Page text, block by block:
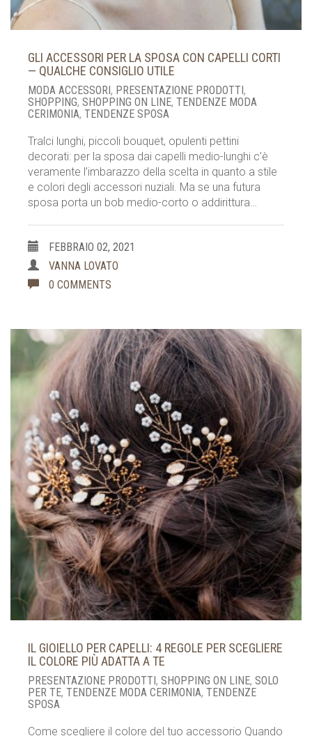
GLI ACCESSORI PER LA SPOSA CON CAPELLI CORTI
— QUALCHE CONSIGLIO UTILE
MODA ACCESSORI, PRESENTAZIONE PRODOTTI,
SHOPPING, SHOPPING ON LINE, TENDENZE MODA
CERIMONIA, TENDENZE SPOSA
Tralci lunghi, piccoli bouquet, opulenti pettini
decorati: per la sposa dai capelli medio-lunghi c’è
veramente l’imbarazzo della scelta in quanto a stile
e colori degli accessori nuziali. Ma se una futura
sposa porta un bob medio-corto o addirittura…
FEBBRAIO 02, 2021
VANNA LOVATO
0 COMMENTS
IL GIOIELLO PER CAPELLI: 4 REGOLE PER SCEGLIERE
IL COLORE PIÙ ADATTA A TE
PRESENTAZIONE PRODOTTI, SHOPPING ON LINE, SOLO
PER TE, TENDENZE MODA CERIMONIA, TENDENZE
SPOSA
Come scegliere il colore del tuo accessorio Quando